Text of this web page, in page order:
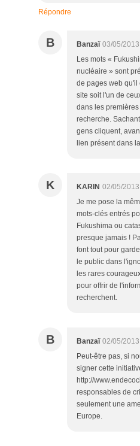
Répondre
B Banzaï 03/05/
Les mots «
nucléaire » sont
de pages web qu'il
site soit l'un de
dans les
recherche.
gens cliquent,
lien présent dans
K KARIN 02/05/
Je me pose la
mots-clés entrés
Fukushima ou
presque jamais !
font tout pour
le public dans
les rares
pour offrir de
recherchent.
B Banzaï 02/05/
Peut-être pas, si
signer cette
http://
responsables de
seulement une
Europe.